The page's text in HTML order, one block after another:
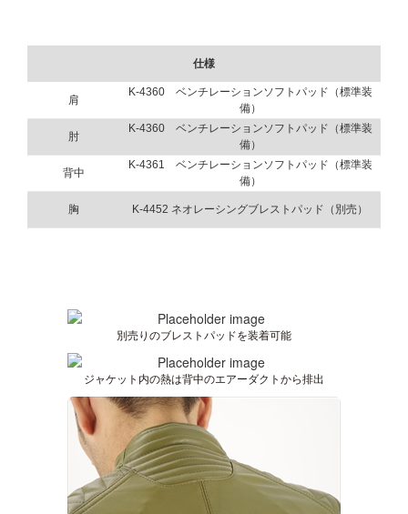
仕様
肩
K-4360 ベンチレーションソフトパッド（標準装
備）
肘
K-4360 ベンチレーションソフトパッド（標準装
備）
背中
K-4361 ベンチレーションソフトパッド（標準装
備）
胸 K-4452 ネオレーシングブレストパッド（別売）
別売りのブレストパッドを装着可能
ジャケット内の熱は背中のエアーダクトから排出